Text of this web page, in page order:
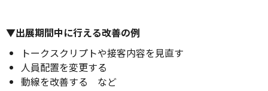
▼出展期間中に行える改善の例
トークスクリプトや接客内容を見直す
人員配置を変更する
動線を改善する など